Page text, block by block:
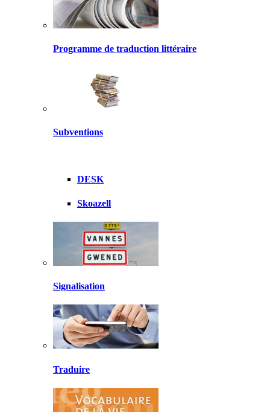
Programme de traduction littéraire
Subventions
DESK
Skoazell
Signalisation
Traduire